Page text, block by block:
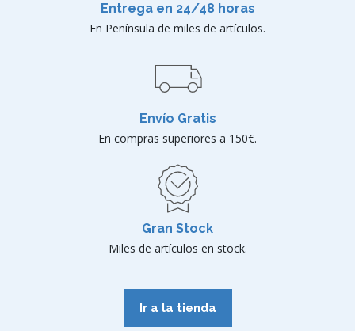
Entrega en 24/48 horas
En Península de miles de artículos.
Envío Gratis
En compras superiores a 150€.
Gran Stock
Miles de artículos en stock.
Ir a la tienda